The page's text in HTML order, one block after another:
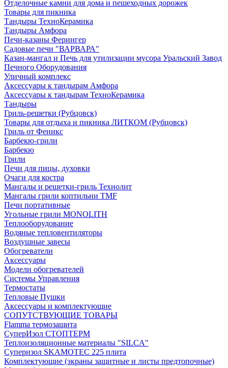
Отделочные камни для дома и пешеходных дорожек
Товары для пикника
Тандыры ТехноКерамика
Тандыры Амфора
Печи-казаны Ферингер
Садовые печи "ВАРВАРА"
Казан-мангал и Печь для утилизации мусора Уральский Завод
Печного Оборудования
Уличный комплекс
Аксессуары к тандырам Амфора
Аксессуары к тандырам ТехноКерамика
Тандыры
Гриль-решетки (Рубцовск)
Товары для отдыха и пикника ЛИТКОМ (Рубцовск)
Гриль от Феникс
Барбекю-грили
Барбекю
Грили
Печи для пицы, духовки
Очаги для костра
Мангалы и решетки-гриль Технолит
Мангалы грили коптильни TMF
Печи портативные
Угольные грили MONOLITH
Теплооборудование
Водяные тепловентиляторы
Воздушные завесы
Обогреватели
Аксессуары
Модели обогревателей
Системы Управления
Термостаты
Тепловые Пушки
Аксессуары и комплектующие
СОПУТСТВУЮЩИЕ ТОВАРЫ
Flamma термозащита
СуперИзол СТОПТЕРМ
Теплоизоляционные материалы "SILCA"
Суперизол SKAMOTEC 225 плита
Комплектующие (экраны защитные и листы предтопочные)